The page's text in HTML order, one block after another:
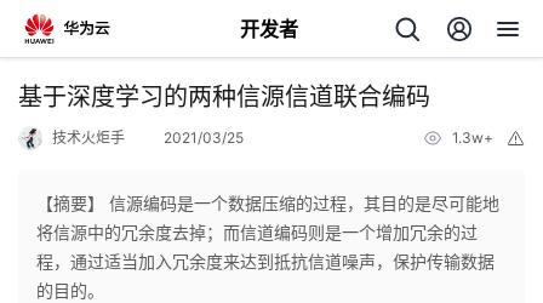
开发者
返
个
基于深度学习的两种信源信道联合编码
技术火炬手 2021/03/25 1.3w+
【摘要】 信源编码是一个数据压缩的过程，其目的是尽可能地
将信源中的冗余度去掉；而信道编码则是一个增加冗余的过
程，通过适当加入冗余度来达到抵抗信道噪声，保护传输数据
的目的。